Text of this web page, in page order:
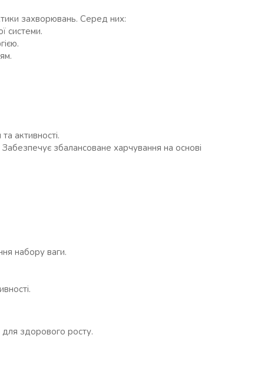
захворювань. Серед них:
системи.
активності.
Забезпечує збалансоване харчування на основі
набору ваги.
для здорового росту.